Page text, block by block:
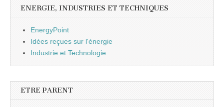
ENERGIE, INDUSTRIES ET TECHNIQUES
EnergyPoint
Idées reçues sur l'énergie
Industrie et Technologie
ETRE PARENT